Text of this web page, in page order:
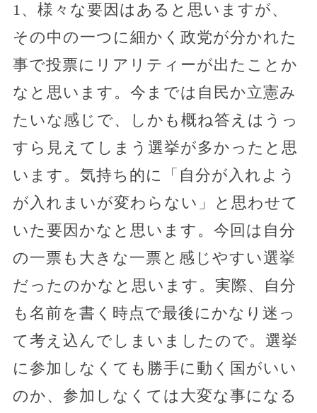
1、様々な要因はあると思いますが、
その中の一つに細かく政党が分かれた
事で投票にリアリティーが出たことか
なと思います。今までは自民か立憲み
たいな感じで、しかも概ね答えはうっ
すら見えてしまう選挙が多かったと思
います。気持ち的に「自分が入れよう
が入れまいが変わらない」と思わせて
いた要因かなと思います。今回は自分
の一票も大きな一票と感じやすい選挙
だったのかなと思います。実際、自分
も名前を書く時点で最後にかなり迷っ
て考え込んでしまいましたので。選挙
に参加しなくても勝手に動く国がいい
のか、参加しなくては大変な事になる